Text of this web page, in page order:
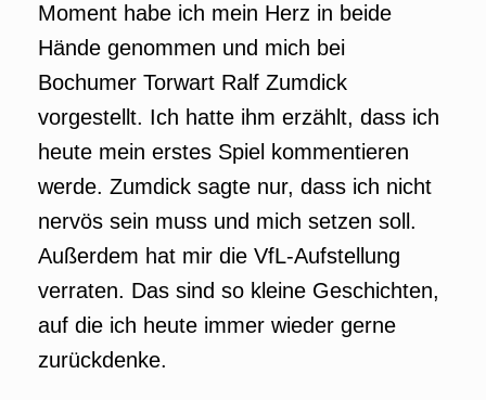
Moment habe ich mein Herz in beide
Hände genommen und mich bei
Bochumer Torwart Ralf Zumdick
vorgestellt. Ich hatte ihm erzählt, dass ich
heute mein erstes Spiel kommentieren
werde. Zumdick sagte nur, dass ich nicht
nervös sein muss und mich setzen soll.
Außerdem hat mir die VfL-Aufstellung
verraten. Das sind so kleine Geschichten,
auf die ich heute immer wieder gerne
zurückdenke.